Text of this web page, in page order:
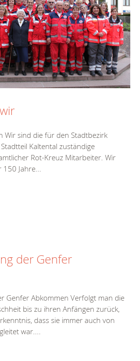
Wir sind die für den Stadtbezirk
Kaltental zuständige
Rot-Kreuz Mitarbeiter. Wir
Jahre...
der Genfer
Genfer Abkommen Verfolgt man die
bis zu ihren Anfängen zurück,
dass sie immer auch von
war....